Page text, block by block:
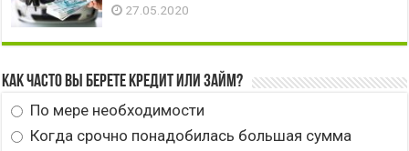
27.05.2020
Как часто вы берете кредит или займ?
По мере необходимости
Когда срочно понадобилась большая сумма